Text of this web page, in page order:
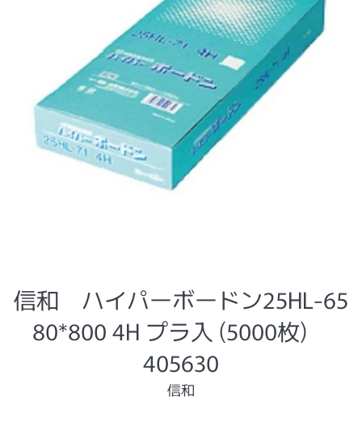
信和 ハイパーボードン25HL-65
80*800 4H プラ入 (5000枚)
405630
信和